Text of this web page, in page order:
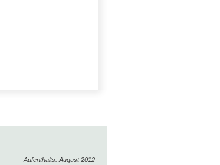
Aufenthalts: August 2012